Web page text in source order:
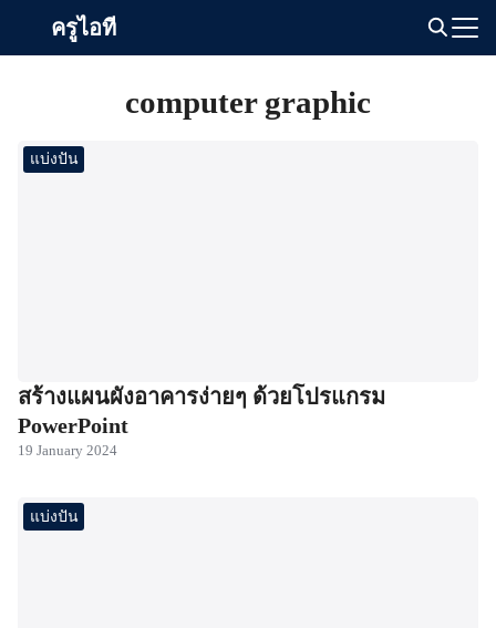
ครูไอที
computer graphic
แบ่งปัน
สร้างแผนผังอาคารง่ายๆ ด้วยโปรแกรม
PowerPoint
19 January 2024
แบ่งปัน